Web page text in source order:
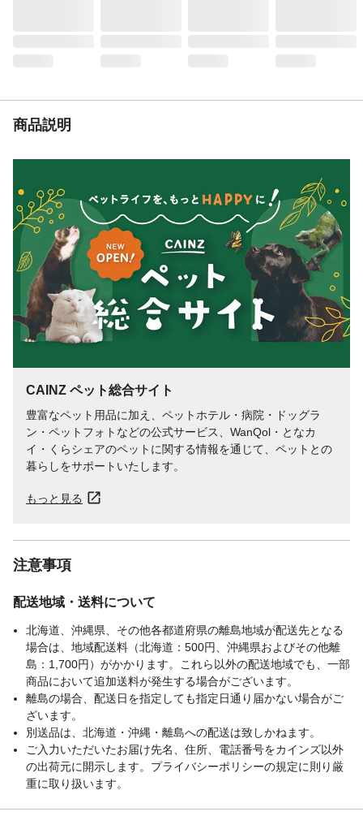
商品説明
CAINZ ペット総合サイト
豊富なペット用品に加え、ペットホテル・病院・ドッグラ
ン・ペットフォトなどの公式サービス、WanQol・となカ
イ・くらシェアのペットに関する情報を通じて、ペットとの
暮らしをサポートいたします。
もっと見る
注意事項
配送地域・送料について
北海道、沖縄県、その他各都道府県の離島地域が配送先となる
場合は、地域配送料（北海道：500円、沖縄県およびその他離
島：1,700円）がかかります。これら以外の配送地域でも、一部
商品において追加送料が発生する場合がございます。
離島の場合、配送日を指定しても指定日通り届かない場合がご
ざいます。
別送品は、北海道・沖縄・離島への配送は致しかねます。
ご入力いただいたお届け先名、住所、電話番号をカインズ以外
の出荷元に開示します。プライバシーポリシーの規定に則り厳
重に取り扱います。